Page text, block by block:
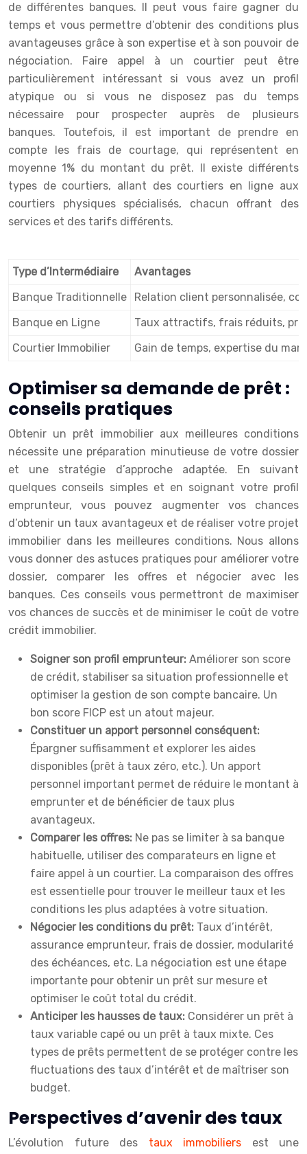
de différentes banques. Il peut vous faire gagner du
temps et vous permettre d’obtenir des conditions plus
avantageuses grâce à son expertise et à son pouvoir de
négociation. Faire appel à un courtier peut être
particulièrement intéressant si vous avez un profil
atypique ou si vous ne disposez pas du temps
nécessaire pour prospecter auprès de plusieurs
banques. Toutefois, il est important de prendre en
compte les frais de courtage, qui représentent en
moyenne 1% du montant du prêt. Il existe différents
types de courtiers, allant des courtiers en ligne aux
courtiers physiques spécialisés, chacun offrant des
services et des tarifs différents.
Type d’Intermédiaire
Avantages
Banque Traditionnelle
Relation client personnalisée,
Banque en Ligne
Taux attractifs, frais réduits,
Courtier Immobilier
Gain de temps, expertise du
Optimiser sa demande de prêt :
conseils pratiques
Obtenir un prêt immobilier aux meilleures conditions
nécessite une préparation minutieuse de votre dossier
et une stratégie d’approche adaptée. En suivant
quelques conseils simples et en soignant votre profil
emprunteur, vous pouvez augmenter vos chances
d’obtenir un taux avantageux et de réaliser votre projet
immobilier dans les meilleures conditions. Nous allons
vous donner des astuces pratiques pour améliorer votre
dossier, comparer les offres et négocier avec les
banques. Ces conseils vous permettront de maximiser
vos chances de succès et de minimiser le coût de votre
crédit immobilier.
Soigner son profil emprunteur: Améliorer son score
de crédit, stabiliser sa situation professionnelle et
optimiser la gestion de son compte bancaire. Un
bon score FICP est un atout majeur.
Constituer un apport personnel conséquent:
Épargner suffisamment et explorer les aides
disponibles (prêt à taux zéro, etc.). Un apport
personnel important permet de réduire le montant à
emprunter et de bénéficier de taux plus
avantageux.
Comparer les offres: Ne pas se limiter à sa banque
habituelle, utiliser des comparateurs en ligne et
faire appel à un courtier. La comparaison des offres
est essentielle pour trouver le meilleur taux et les
conditions les plus adaptées à votre situation.
Négocier les conditions du prêt: Taux d’intérêt,
assurance emprunteur, frais de dossier, modularité
des échéances, etc. La négociation est une étape
importante pour obtenir un prêt sur mesure et
optimiser le coût total du crédit.
Anticiper les hausses de taux: Considérer un prêt à
taux variable capé ou un prêt à taux mixte. Ces
types de prêts permettent de se protéger contre les
fluctuations des taux d’intérêt et de maîtriser son
budget.
Perspectives d’avenir des taux
L’évolution future des taux immobiliers est une